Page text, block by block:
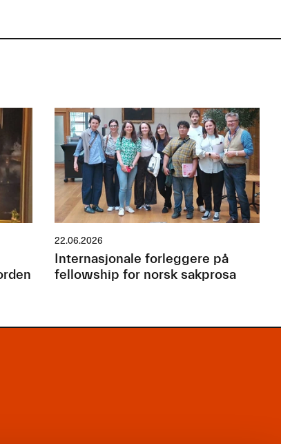
22.06.2026
Internasjonale forleggere på
fellowship for norsk sakprosa